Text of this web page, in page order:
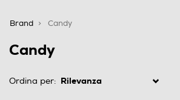
Brand Candy
Candy
Ordina per: